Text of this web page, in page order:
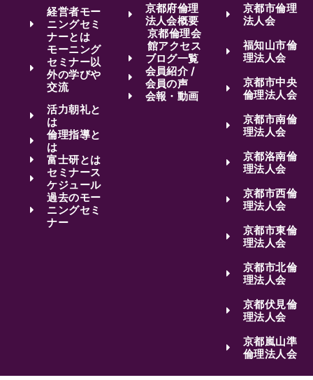
経営者モー
ニングセミ
ナーとは
モーニング
セミナー以
外の学びや
交流
活力朝礼と
は
倫理指導と
は
富士研とは
セミナース
ケジュール
過去のモー
ニングセミ
ナー
京都府倫理
法人会概要
京都倫理会
館アクセス
ブログ一覧
会員紹介 /
会員の声
会報・動画
京都市倫理
法人会
福知山市倫
理法人会
京都市中央
倫理法人会
京都市南倫
理法人会
京都洛南倫
理法人会
京都市西倫
理法人会
京都市東倫
理法人会
京都市北倫
理法人会
京都伏見倫
理法人会
京都嵐山準
倫理法人会